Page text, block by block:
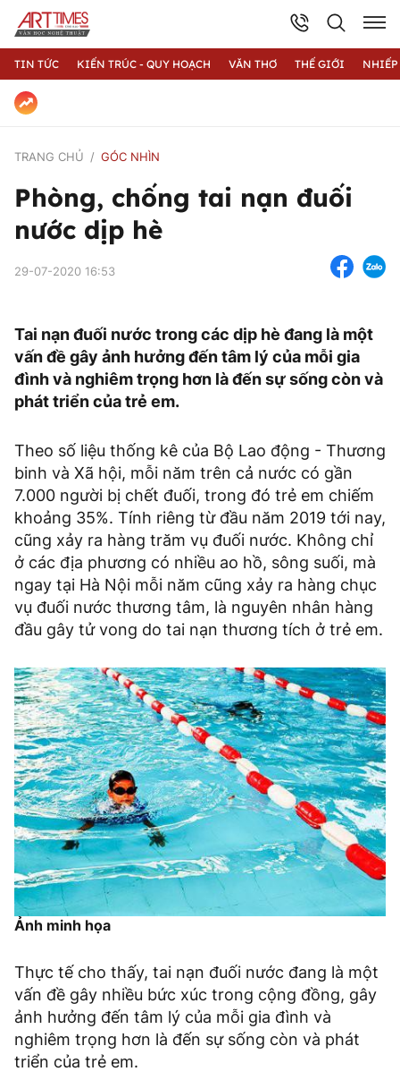
TIN TỨC KIẾN TRÚC - QUY HOẠCH VĂN THƠ THẾ GIỚI
TRANG CHỦ GÓC NHÌN
Phòng, chống tai nạn đuối
nước dịp hè
29-07-2020 16:53
Tai nạn đuối nước trong các dịp hè đang là một
vấn đề gây ảnh hưởng đến tâm lý của mỗi gia
đình và nghiêm trọng hơn là đến sự sống còn và
phát triển của trẻ em.
Theo số liệu thống kê của Bộ Lao động - Thương
binh và Xã hội, mỗi năm trên cả nước có gần
7.000 người bị chết đuối, trong đó trẻ em chiếm
khoảng 35%. Tính riêng từ đầu năm 2019 tới nay,
cũng xảy ra hàng trăm vụ đuối nước. Không chỉ
ở các địa phương có nhiều ao hồ, sông suối, mà
ngay tại Hà Nội mỗi năm cũng xảy ra hàng chục
vụ đuối nước thương tâm, là nguyên nhân hàng
đầu gây tử vong do tai nạn thương tích ở trẻ em.
Ảnh minh họa
Thực tế cho thấy, tai nạn đuối nước đang là một
vấn đề gây nhiều bức xúc trong cộng đồng, gây
ảnh hưởng đến tâm lý của mỗi gia đình và
nghiêm trọng hơn là đến sự sống còn và phát
triển của trẻ em.